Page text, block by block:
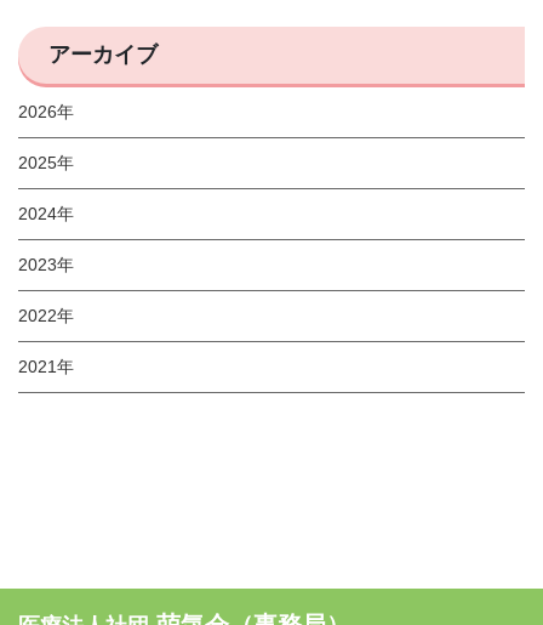
アーカイブ
2026年
2025年
2024年
2023年
2022年
2021年